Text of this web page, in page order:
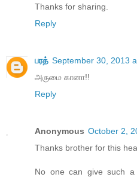
Thanks for sharing.
Reply
பரத் September 30, 2013
அருமை கானா!!
Reply
Anonymous October 2,
Thanks brother for this
No one can give such